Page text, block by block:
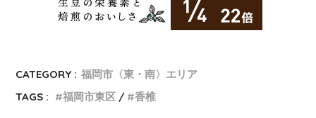
CATEGORY : 福岡市〈東・南〉エリア
TAGS :
福岡市東区 香椎